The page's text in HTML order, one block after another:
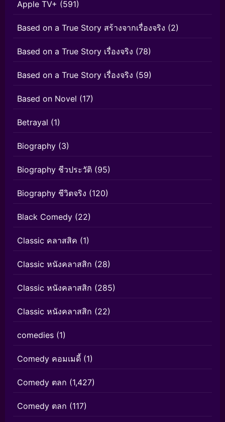
Apple TV+ (591)
Based on a True Story สร้างจากเรื่องจริง (2)
Based on a True Story เรื่องจริง (78)
Based on a True Story เรื่องจริง (59)
Based on Novel (17)
Betrayal (1)
Biography (3)
Biography ชีวประวัติ (95)
Biography ชีวิตจริง (120)
Black Comedy (22)
Classic คลาสสิค (1)
Classic หนังคลาสสิก (28)
Classic หนังคลาสสิก (285)
Classic หนังคลาสสิก (22)
comedies (1)
Comedy คอมเมดี้ (1)
Comedy ตลก (1,427)
Comedy ตลก (117)